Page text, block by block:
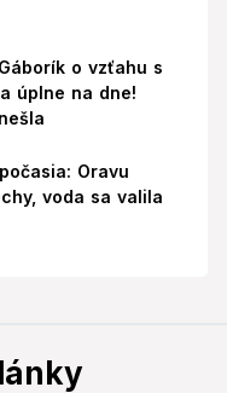
o vzťahu s
úplne na dne!
Oravu
voda sa valila